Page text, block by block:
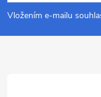
p
a
Vložením e-mailu